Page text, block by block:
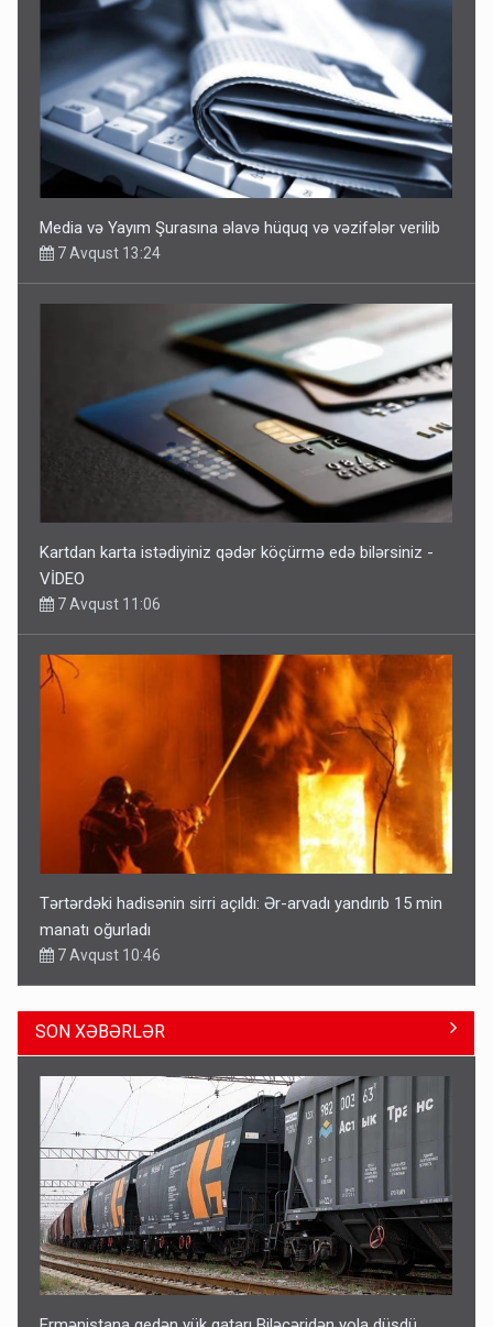
Media və Yayım Şurasına əlavə hüquq və vəzifələr verilib
7 Avqust 13:24
Kartdan karta istədiyiniz qədər köçürmə edə bilərsiniz -
VİDEO
7 Avqust 11:06
Tərtərdəki hadisənin sirri açıldı: Ər-arvadı yandırıb 15 min
manatı oğurladı
7 Avqust 10:46
Azad edilən ərazilərdə ən çox bu rayonlara turist gedir –
Siyahı
SON XƏBƏRLƏR